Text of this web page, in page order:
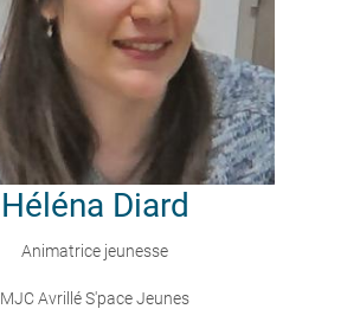
Héléna Diard
Animatrice jeunesse
MJC Avrillé S'pace Jeunes